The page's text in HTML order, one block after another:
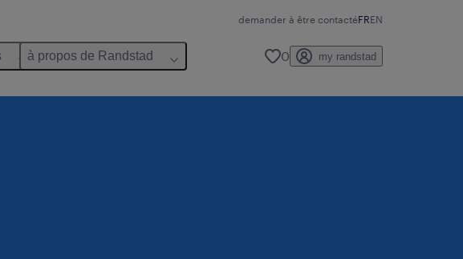
demander à être contactéFREN
à propos de Randstad 0 my randstad